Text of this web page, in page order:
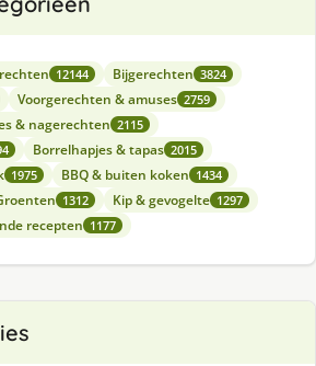
12144 Bijgerechten 3824
Voorgerechten & amuses 2759
& nagerechten 2115
Borrelhapjes & tapas 2015
1975 BBQ & buiten koken 1434
1312 Kip & gevogelte 1297
recepten 1177